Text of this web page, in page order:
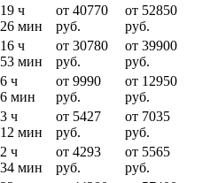
19 ч
26 мин
от 40770
руб.
от 52850
руб.
16 ч
53 мин
от 30780
руб.
от 39900
руб.
6 ч
6 мин
от 9990
руб.
от 12950
руб.
3 ч
12 мин
от 5427
руб.
от 7035
руб.
2 ч
34 мин
от 4293
руб.
от 5565
руб.